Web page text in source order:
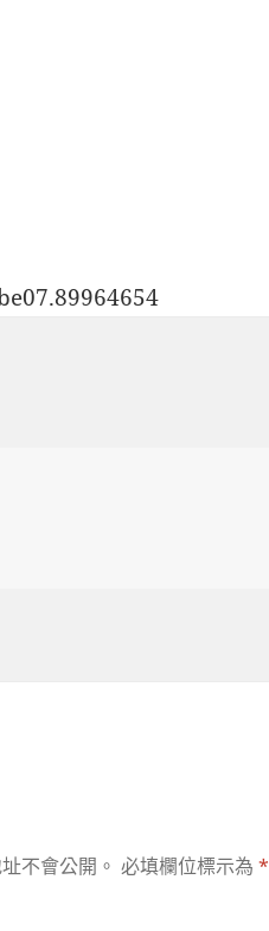
不會公開。 必填欄位標示為*